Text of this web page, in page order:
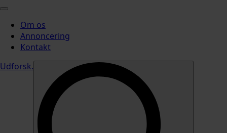
Om os
Annoncering
Kontakt
Udforsk.